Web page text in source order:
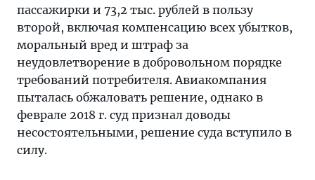
пассажирки и 73,2 тыс. рублей в пользу
второй, включая компенсацию всех убытков,
моральный вред и штраф за
неудовлетворение в добровольном порядке
требований потребителя. Авиакомпания
пыталась обжаловать решение, однако в
феврале 2018 г. суд признал доводы
несостоятельными, решение суда вступило в
силу.